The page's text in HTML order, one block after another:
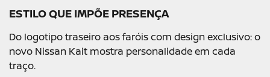
ESTILO QUE IMPÕE PRESENÇA
Do logotipo traseiro aos faróis com design exclusivo: o
novo Nissan Kait mostra personalidade em cada
traço.